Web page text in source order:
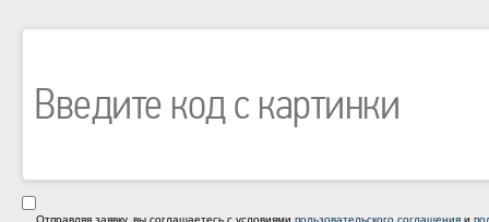
Отправляя заявку, вы соглашаетесь с условиями пользовательского соглашения и